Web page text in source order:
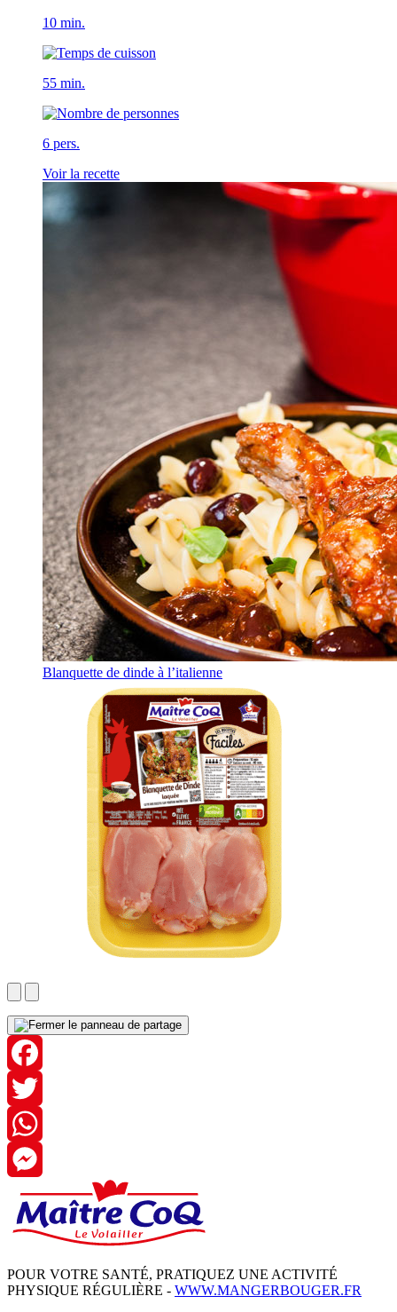
10 min.
55 min.
6 pers.
Voir la recette
Blanquette de dinde à l’italienne
Facebook
Twitter
WhatsApp
Messenger
POUR VOTRE SANTÉ, PRATIQUEZ UNE ACTIVITÉ
PHYSIQUE RÉGULIÈRE - WWW.MANGERBOUGER.FR